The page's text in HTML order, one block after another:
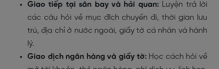
Giao tiếp tại sân bay và hải quan: Luyện trả lời
các câu hỏi về mục đích chuyến đi, thời gian lưu
trú, địa chỉ ở nước ngoài, giấy tờ cá nhân và hành
lý.
Giao dịch ngân hàng và giấy tờ: Học cách hỏi về